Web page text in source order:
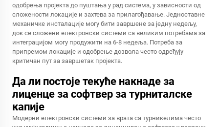
одобрења пројекта до пуштања у рад система, у зависности од
сложености локације и захтева за прилагођавање. Једноставне
механичке инсталације могу бити завршене за једну недељу,
док се сложени електронски системи са великим потребама за
интеграцијом могу продужити на 6-8 недеља. Потреба за
припремом локације и одобрење дозвола често одређују
критичан пут за завршетак пројекта.
Да ли постоје текуће накнаде за
лиценце за софтвер за турниталске
капије
Модерни електронски системи за врата са турникелима често